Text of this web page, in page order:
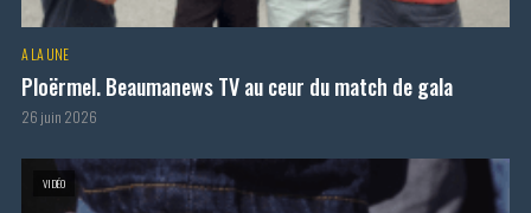
A LA UNE
Ploërmel. Beaumanews TV au ceur du match de gala
26 juin 2026
VIDÉO